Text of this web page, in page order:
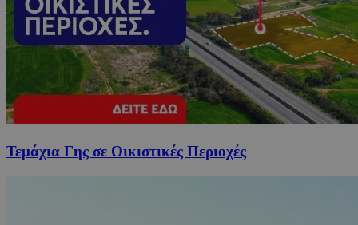
Τεμάχια Γης σε Οικιστικές Περιοχές